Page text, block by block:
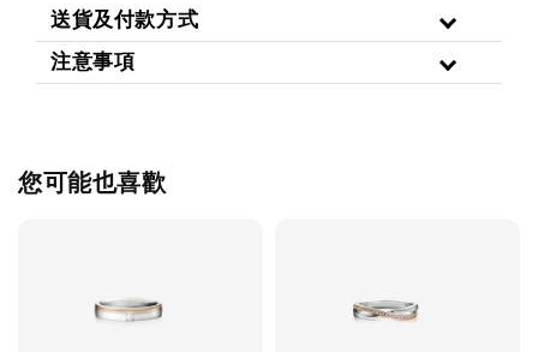
送貨及付款方式
注意事項
您可能也喜歡